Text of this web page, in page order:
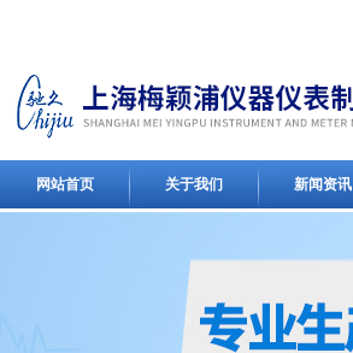
网站首页 关于我们 新闻资讯